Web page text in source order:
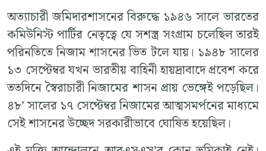
অত্যাচারী জমিদারশাসনের বিরুদ্ধে ১৯৪৬ সালে ভারতের
কমিউনিস্ট পার্টির নেতৃত্বে যে সশস্ত্র সংগ্রাম চলেছিল তারই
পরিনতিতে নিজাম শাসনের ভিত টলে যায়। ১৯৪৮ সালের
১৩ সেপ্টেম্বর যখন ভারতীয় বাহিনী হায়দ্রাবাদে প্রবেশ করে
ততদিনে স্বৈরাচারী নিজামের শাসন প্রায় ভেঙ্গেই পড়েছিল।
৪৮’ সালের ১৭ সেপ্টেম্বর নিজামের আত্মসমর্পনের মাধ্যমে
সেই শাসনের উচ্ছেদ সরকারীভাবে ঘোষিত হয়েছিল।